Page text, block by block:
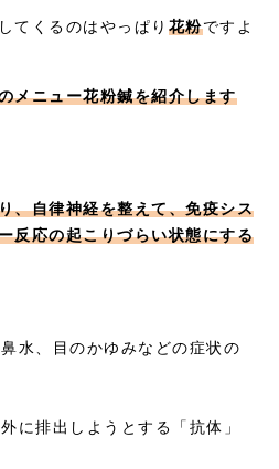
てくるのはやっぱり 花粉ですよ
メニュー花粉鍼を紹介します
、自律神経を整えて、免疫シス
反応の起こりづらい状態にする
水、目のかゆみなどの症状の
に排出しようとする「抗体」